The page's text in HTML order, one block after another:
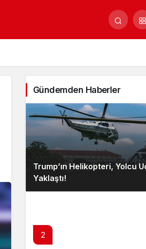
Gündemden Haberler
Trump’ın Helikopteri, Yolcu
Yaklaştı!
2